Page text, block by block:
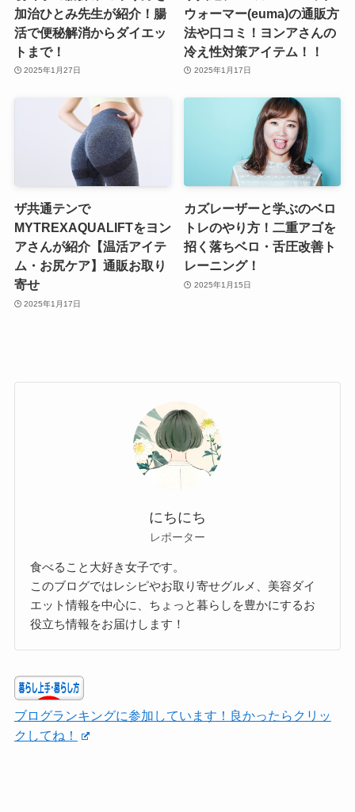
加治ひとみ先生が紹介！腸
活で便秘解消からダイエッ
トまで！
2025年1月27日
ウォーマー(euma)の通販方
法や口コミ！ヨンアさんの
冷え性対策アイテム！！
2025年1月17日
ザ共通テンで
MYTREXAQUALIFTをヨン
アさんが紹介【温活アイテ
ム・お尻ケア】通販お取り
寄せ
2025年1月17日
カズレーザーと学ぶのベロ
トレのやり方！二重アゴを
招く落ちベロ・舌圧改善ト
レーニング！
2025年1月15日
にちにち
レポーター
食べること大好き女子です。
このブログではレシピやお取り寄せグルメ、美容ダイ
エット情報を中心に、ちょっと暮らしを豊かにするお
役立ち情報をお届けします！
ブログランキングに参加しています！良かったらクリッ
クしてね！